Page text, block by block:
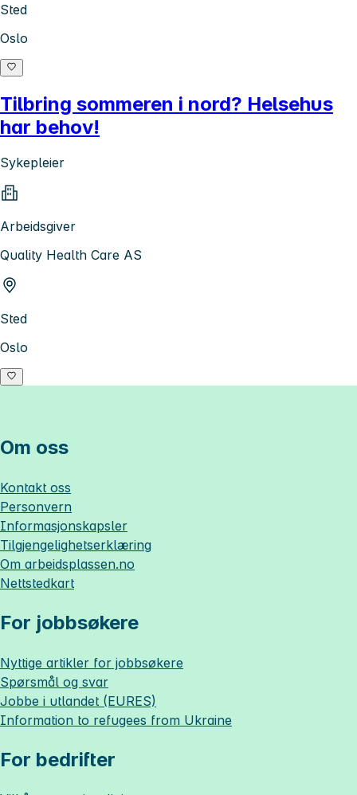
Sted
Oslo
Tilbring sommeren i nord? Helsehus
har behov!
Sykepleier
Arbeidsgiver
Quality Health Care AS
Sted
Oslo
Om oss
Kontakt oss
Personvern
Informasjonskapsler
Tilgjengelighetserklæring
Om arbeidsplassen.no
Nettstedkart
For jobbsøkere
Nyttige artikler for jobbsøkere
Spørsmål og svar
Jobbe i utlandet (EURES)
Information to refugees from Ukraine
For bedrifter